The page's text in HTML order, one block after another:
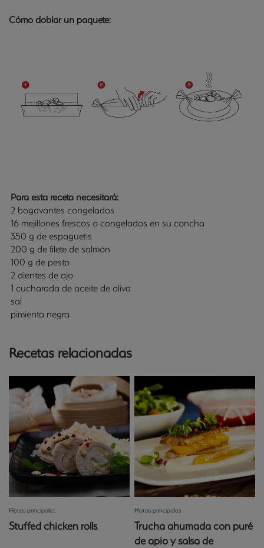
Cómo doblar un paquete:
Para esta receta necesitará:
2 bogavantes congelados
16 mejillones frescos o congelados en su concha
350 g de espaguetis
200 g de filete de salmón
100 g de pesto
2 dientes de ajo
1 cucharada de aceite de oliva
sal
pimienta negra
Recetas relacionadas
Platos principales
Stuffed chicken rolls
Platos principales
Trucha ahumada con puré
de apio y salsa de